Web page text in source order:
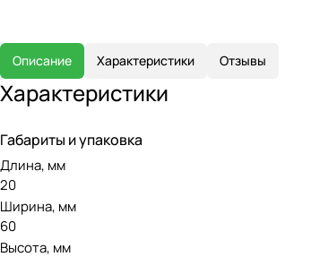
Описание Характеристики Отзывы
Характеристики
Габариты и упаковка
Длина, мм
20
Ширина, мм
60
Высота, мм